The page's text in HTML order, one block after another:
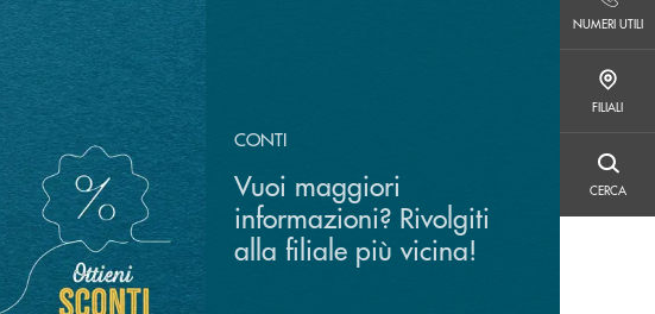
NUMERI UTILI
FILIALI
CERCA
CONTI
Vuoi maggiori
informazioni? Rivolgiti
alla filiale più vicina!